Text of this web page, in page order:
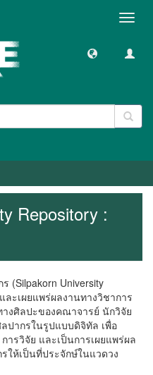
Repository :
University
ละเผยแพร่ผลงานทางวิชาการ
งศิลปะของคณาจารย์ นักวิจัย
ปากรในรูปแบบดิจิทัล เพื่อ
รวิจัย และเป็นการเผยแพร่ผล
ให้เป็นที่ประจักษ์ในแวดวง